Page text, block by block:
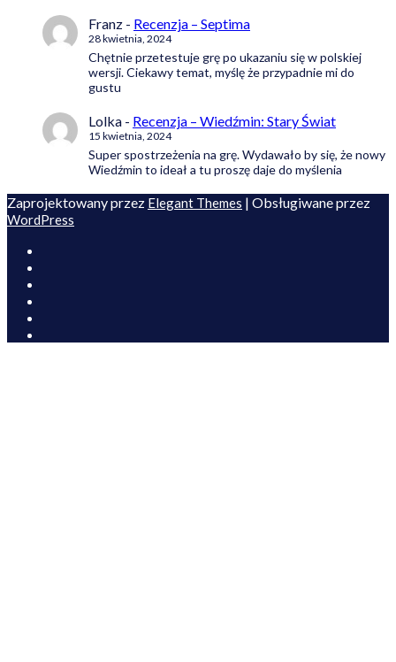
Franz - Recenzja – Septima
28 kwietnia, 2024
Chętnie przetestuje grę po ukazaniu się w polskiej
wersji. Ciekawy temat, myślę że przypadnie mi do
gustu
Lolka - Recenzja – Wiedźmin: Stary Świat
15 kwietnia, 2024
Super spostrzeżenia na grę. Wydawało by się, że nowy
Wiedźmin to ideał a tu proszę daje do myślenia
Zaprojektowany przez Elegant Themes | Obsługiwane przez
WordPress